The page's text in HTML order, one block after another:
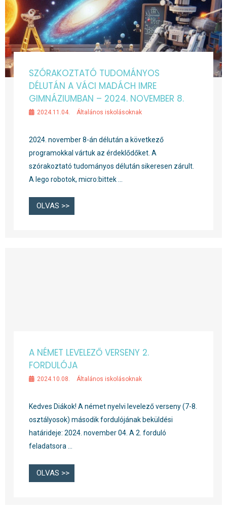
SZÓRAKOZTATÓ TUDOMÁNYOS
DÉLUTÁN A VÁCI MADÁCH IMRE
GIMNÁZIUMBAN – 2024. NOVEMBER 8.
2024.11.04. Általános iskolásoknak
2024. november 8-án délután a következő
programokkal vártuk az érdeklődőket. A
szórakoztató tudományos délután sikeresen zárult.
A lego robotok, micro:bittek …
OLVAS >>
A NÉMET LEVELEZŐ VERSENY 2.
FORDULÓJA
2024.10.08. Általános iskolásoknak
Kedves Diákok! A német nyelvi levelező verseny (7-8.
osztályosok) második fordulójának beküldési
határideje: 2024. november 04. A 2. forduló
feladatsora …
OLVAS >>